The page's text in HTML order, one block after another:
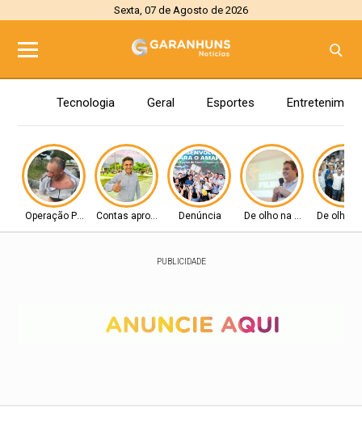
Sexta, 07 de Agosto de 2026
Tecnologia Geral Esportes
Operação PolicialContas aprovadas Denúncia De olho na AlepeDe olho
PUBLICIDADE